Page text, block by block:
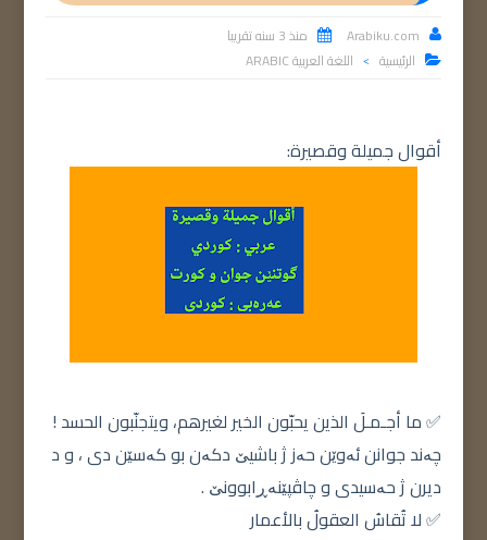

Arabiku.com
 منذ 3 سنه تقريبا
 الرئيسية > اللغة العربية ARABIC
أقوال جميلة وقصيرة:
✅ ما أجـمـلَ الذين يحبّون الخير لغيرهم، ويتجنّبون الحسد !
چەند جوانن ئەوێن حەز ژ باشیێ دکەن بو کەسێن دی ، و د
دیرن ژ حەسیدی و چاڤپێنەڕابوونێ .
✅ لا تُقاسُ العقولُ بالأعمار